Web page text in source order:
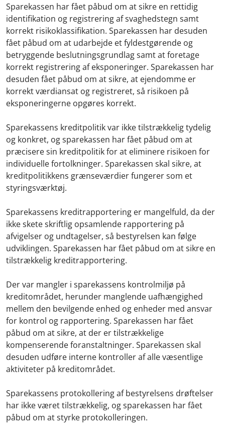
Sparekassen har fået påbud om at sikre en rettidig
identifikation og registrering af svaghedstegn samt
korrekt risikoklassifikation. Sparekassen har desuden
fået påbud om at udarbejde et fyldestgørende og
betryggende beslutningsgrundlag samt at foretage
korrekt registrering af eksponeringer. Sparekassen har
desuden fået påbud om at sikre, at ejendomme er
korrekt værdiansat og registreret, så risikoen på
eksponeringerne opgøres korrekt.
Sparekassens kreditpolitik var ikke tilstrækkelig tydelig
og konkret, og sparekassen har fået påbud om at
præcisere sin kreditpolitik for at eliminere risikoen for
individuelle fortolkninger. Sparekassen skal sikre, at
kreditpolitikkens grænseværdier fungerer som et
styringsværktøj.
Sparekassens kreditrapportering er mangelfuld, da der
ikke skete skriftlig opsamlende rapportering på
afvigelser og undtagelser, så bestyrelsen kan følge
udviklingen. Sparekassen har fået påbud om at sikre en
tilstrækkelig kreditrapportering.
Der var mangler i sparekassens kontrolmiljø på
kreditområdet, herunder manglende uafhængighed
mellem den bevilgende enhed og enheder med ansvar
for kontrol og rapportering. Sparekassen har fået
påbud om at sikre, at der er tilstrækkelige
kompenserende foranstaltninger. Sparekassen skal
desuden udføre interne kontroller af alle væsentlige
aktiviteter på kreditområdet.
Sparekassens protokollering af bestyrelsens drøftelser
har ikke været tilstrækkelig, og sparekassen har fået
påbud om at styrke protokolleringen.